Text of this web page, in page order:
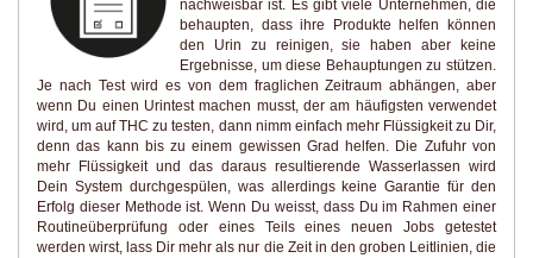
nachweisbar ist. Es gibt viele Unternehmen, die
behaupten, dass ihre Produkte helfen können
den Urin zu reinigen, sie haben aber keine
Ergebnisse, um diese Behauptungen zu stützen.
Je nach Test wird es von dem fraglichen Zeitraum abhängen, aber
wenn Du einen Urintest machen musst, der am häufigsten verwendet
wird, um auf THC zu testen, dann nimm einfach mehr Flüssigkeit zu Dir,
denn das kann bis zu einem gewissen Grad helfen. Die Zufuhr von
mehr Flüssigkeit und das daraus resultierende Wasserlassen wird
Dein System durchgespülen, was allerdings keine Garantie für den
Erfolg dieser Methode ist. Wenn Du weisst, dass Du im Rahmen einer
Routineüberprüfung oder eines Teils eines neuen Jobs getestet
werden wirst, lass Dir mehr als nur die Zeit in den groben Leitlinien, die